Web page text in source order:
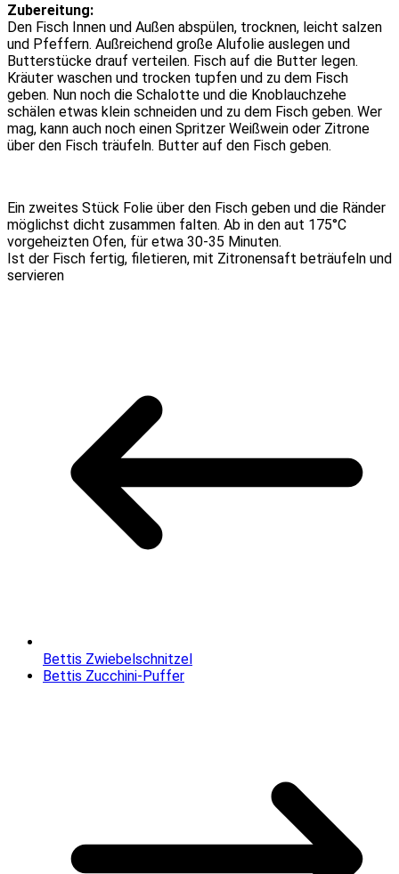
Zubereitung:
Den Fisch Innen und Außen abspülen, trocknen, leicht salzen
und Pfeffern. Außreichend große Alufolie auslegen und
Butterstücke drauf verteilen. Fisch auf die Butter legen.
Kräuter waschen und trocken tupfen und zu dem Fisch
geben. Nun noch die Schalotte und die Knoblauchzehe
schälen etwas klein schneiden und zu dem Fisch geben. Wer
mag, kann auch noch einen Spritzer Weißwein oder Zitrone
über den Fisch träufeln. Butter auf den Fisch geben.
Ein zweites Stück Folie über den Fisch geben und die Ränder
möglichst dicht zusammen falten. Ab in den aut 175°C
vorgeheizten Ofen, für etwa 30-35 Minuten.
Ist der Fisch fertig, filetieren, mit Zitronensaft beträufeln und
servieren
Bettis Zwiebelschnitzel
Bettis Zucchini-Puffer